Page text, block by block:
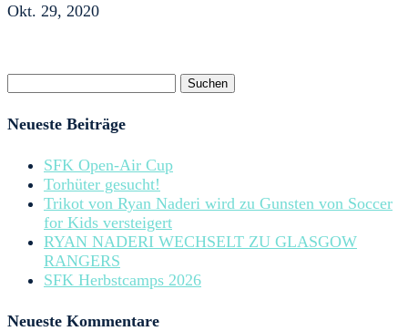
Okt. 29, 2020
Suchen
Neueste Beiträge
SFK Open-Air Cup
Torhüter gesucht!
Trikot von Ryan Naderi wird zu Gunsten von Soccer
for Kids versteigert
RYAN NADERI WECHSELT ZU GLASGOW
RANGERS
SFK Herbstcamps 2026
Neueste Kommentare